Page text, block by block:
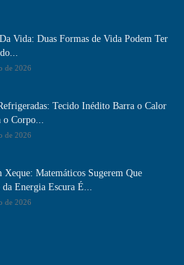
Vida: Duas Formas de Vida Podem Ter
de 2026
Tecido Inédito Barra o Calor
o Corpo...
de 2026
Xeque: Matemáticos Sugerem Que
da Energia Escura É...
de 2026